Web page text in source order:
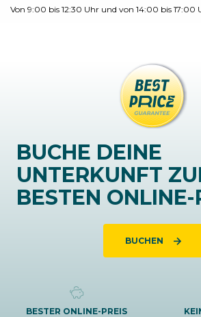
Von 9:00 bis 12:30 Uhr und von 14:00 bis 17:00
BUCHE DEINE
UNTERKUNFT
BESTEN ONLINE-
BUCHEN
BESTER ONLINE-PREIS